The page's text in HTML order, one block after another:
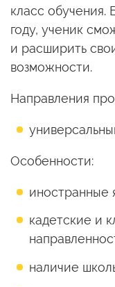
класс обучения.
году, ученик
и расширить
возможности.
Направления
Особенности:
иностранные
кадетские и
наличие